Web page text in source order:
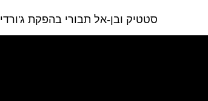
Static & Ben El Tavori (Prod. by Jordi) | סטטיק ובן-אל תבורי בהפקת ג'ורדי